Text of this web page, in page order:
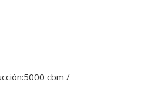
5000 cbm /